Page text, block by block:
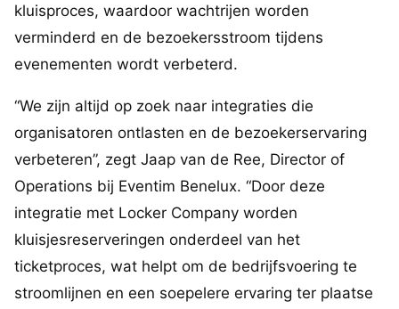
kluisproces, waardoor wachtrijen worden
verminderd en de bezoekersstroom tijdens
evenementen wordt verbeterd.
“We zijn altijd op zoek naar integraties die
organisatoren ontlasten en de bezoekerservaring
verbeteren”, zegt Jaap van de Ree, Director of
Operations bij Eventim Benelux. “Door deze
integratie met Locker Company worden
kluisjesreserveringen onderdeel van het
ticketproces, wat helpt om de bedrijfsvoering te
stroomlijnen en een soepelere ervaring ter plaatse